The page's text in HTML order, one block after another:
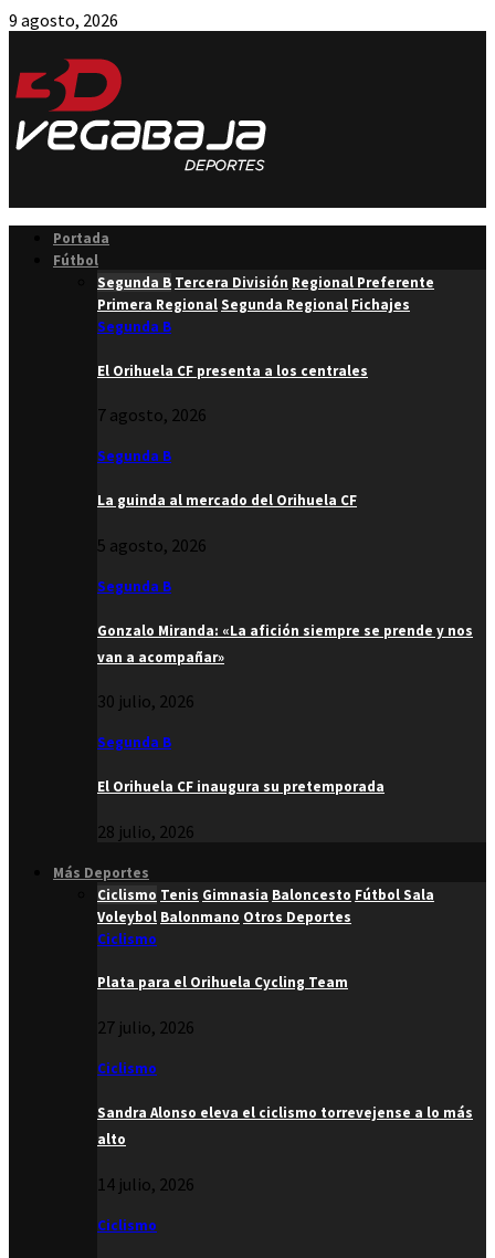
9 agosto, 2026
Portada
Fútbol
Segunda B Tercera División Regional Preferente
Primera RegionalSegunda Regional Fichajes
Segunda B
El Orihuela CF presenta a los centrales
7 agosto, 2026
Segunda B
La guinda al mercado del Orihuela CF
5 agosto, 2026
Segunda B
Gonzalo Miranda: «La afición siempre se prende y nos
van a acompañar»
30 julio, 2026
Segunda B
El Orihuela CF inaugura su pretemporada
28 julio, 2026
Más Deportes
Ciclismo Tenis Gimnasia Baloncesto Fútbol Sala
Voleybol Balonmano Otros Deportes
Ciclismo
Plata para el Orihuela Cycling Team
27 julio, 2026
Ciclismo
Sandra Alonso eleva el ciclismo torrevejense a lo más
alto
14 julio, 2026
Ciclismo